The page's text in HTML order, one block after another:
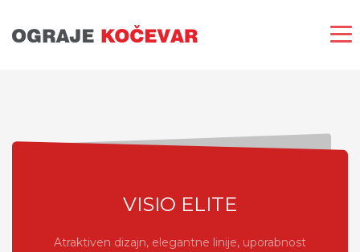
VISIO ELITE
Atraktiven dizajn, elegantne linije, uporabnost